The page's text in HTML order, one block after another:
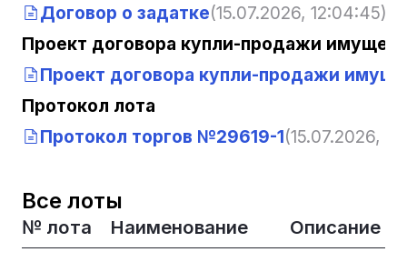
Договор о задатке(15.07.2026, 12:04:45)
Проект договора купли-продажи
Проект договора купли-продажи
Протокол лота
Протокол торгов №29619-1(15.07.2026,
Все лоты
№ лота Наименование Описание